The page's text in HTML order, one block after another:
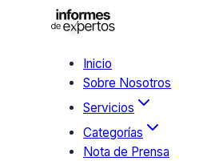
Inicio
Sobre Nosotros
Servicios
Categorías
Nota de Prensa